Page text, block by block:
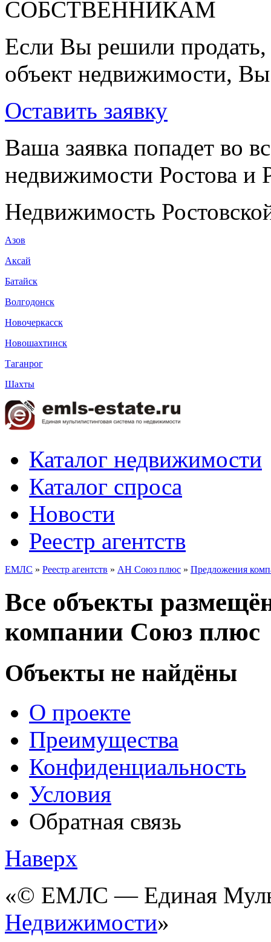
СОБСТВЕННИКАМ
Если Вы решили продать,
объект недвижимости,
Оставить заявку
Ваша заявка попадет во
недвижимости Ростова и
Недвижимость
Азов
Аксай
Батайск
Волгодонск
Новочеркасск
Новошахтинск
Таганрог
Шахты
Каталог недвижимости
Каталог спроса
Новости
Реестр агентств
ЕМЛС » Реестр агентств » АН Союз плюс » Предложения
Все объекты
компании Союз плюс
Объекты не найдёны
О проекте
Преимущества
Конфиденциальность
Условия
Обратная связь
Наверх
«© ЕМЛС — Единая
Недвижимости»